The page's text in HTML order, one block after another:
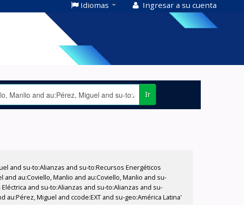
Idiomas Ingresar a su cuenta
Ir
and su-to:Alianzas and su-to:Recursos Energéticos
au:Coviello, Manlio and au:Coviello, Manlio and su-
and su-to:Alianzas and su-to:Alianzas and su-
au:Pérez, Miguel and ccode:EXT and su-geo:América Latina'